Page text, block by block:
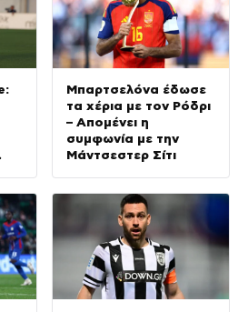
Μπαρτσελόνα έδωσε
τα χέρια με τον Ρόδρι
– Απομένει η
συμφωνία με την
Μάντσεστερ Σίτι